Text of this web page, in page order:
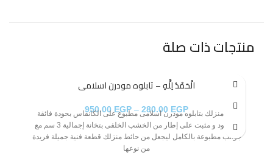
منتجات ذات صلة
الْحَمْدُ لِلَّهِ – تابلوه مودرن اسلامى
280.00 EGP
–
950.00 EGP
زين منزلك بتابلوه مودرن اسلامى مطبوع على الكانفاس بحودة فائقة
مشدود و مثبت على إطار من الخشب الخلفى بتخانة إجمالية 3 سم مع
جوانب مطبوعة بالكامل ليجعل من حائط منزلك قطعة فنية جميلة فريدة
من نوعها